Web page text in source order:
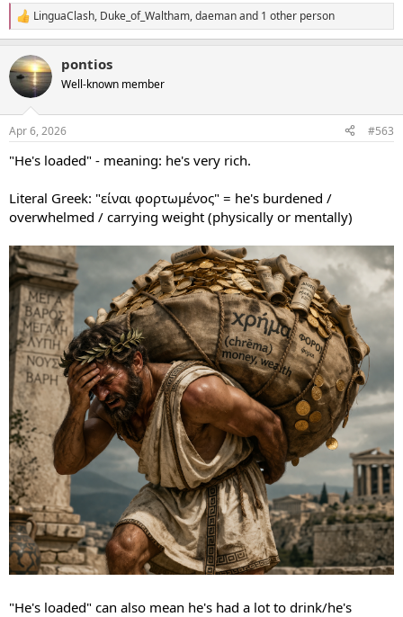
R
e
c
t
i
s
LinguaClash, Duke_of_Waltham,daemanand 1 other person
pontios
Well-known member
Apr 6, 2026 #563
"He's loaded" - meaning: he's very rich.
Literal Greek: "είναι φορτωμένος" = he's burdened /
overwhelmed / carrying weight (physically or mentally)
"He's loaded" can also mean he's had a lot to drink/he's